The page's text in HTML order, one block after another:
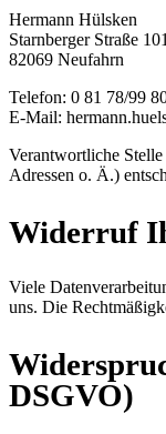
Hermann Hülsken
Starnberger Straße
82069 Neufahrn
Telefon: 0 81 78/99
E-Mail:
Verantwortliche
Adressen o. Ä.)
Widerruf
Viele
uns. Die
DSGVO)